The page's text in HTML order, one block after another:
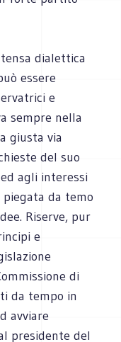
dialettica
essere
e
sempre nella
giusta via
del suo
agli interessi
piegata da temo
Riserve, pur
e
di
da tempo in
avviare
presidente del